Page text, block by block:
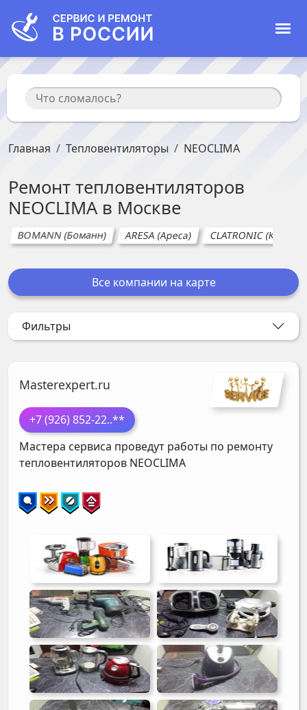
Главная Тепловентиляторы NEOCLIMA
Ремонт тепловентиляторов
NEOCLIMAв Москве
BOMANN (Боманн) ARESA (Ареса) CLATRONIC
Все компании на карте
Фильтры
Masterexpert.ru
+7 (926) 852-22..**
Мастера сервиса проведут работы по ремонту
тепловентиляторов NEOCLIMA